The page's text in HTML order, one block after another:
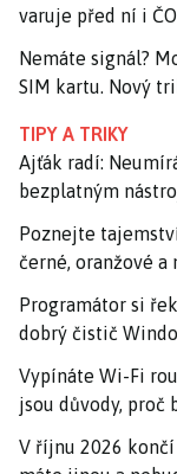
varuje před ní i
Nemáte signál?
SIM kartu. Nový
TIPY A TRIKY
Ajťák radí:
bezplatným
Poznejte
černé, oranžové
Programátor si
dobrý čistič
Vypínáte Wi-Fi
jsou důvody, proč
V říjnu 2026 končí